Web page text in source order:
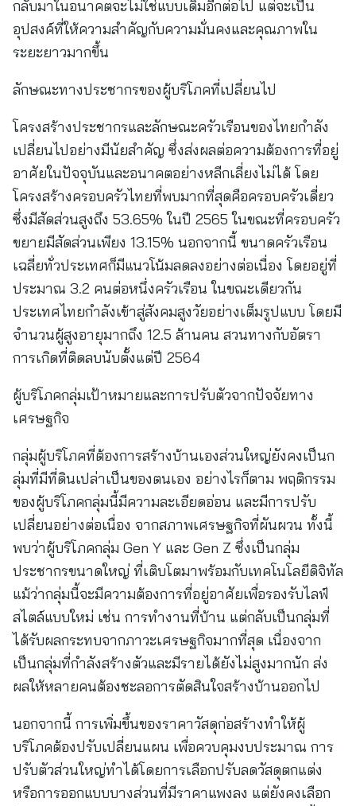
กลับมาในอนาคตจะไม่ใช่แบบเดิมอีกต่อไป แต่จะเป็น
อุปสงค์ที่ให้ความสำคัญกับความมั่นคงและคุณภาพใน
ระยะยาวมากขึ้น
ลักษณะทางประชากรของผู้บริโภคที่เปลี่ยนไป
โครงสร้างประชากรและลักษณะครัวเรือนของไทยกำลัง
เปลี่ยนไปอย่างมีนัยสำคัญ ซึ่งส่งผลต่อความต้องการที่อยู่
อาศัยในปัจจุบันและอนาคตอย่างหลีกเลี่ยงไม่ได้ โดย
โครงสร้างครอบครัวไทยที่พบมากที่สุดคือครอบครัวเดี่ยว
ซึ่งมีสัดส่วนสูงถึง 53.65% ในปี 2565 ในขณะที่ครอบครัว
ขยายมีสัดส่วนเพียง 13.15% นอกจากนี้ ขนาดครัวเรือน
เฉลี่ยทั่วประเทศก็มีแนวโน้มลดลงอย่างต่อเนื่อง โดยอยู่ที่
ประมาณ 3.2 คนต่อหนึ่งครัวเรือน ในขณะเดียวกัน
ประเทศไทยกำลังเข้าสู่สังคมสูงวัยอย่างเต็มรูปแบบ โดยมี
จำนวนผู้สูงอายุมากถึง 12.5 ล้านคน สวนทางกับอัตรา
การเกิดที่ติดลบนับตั้งแต่ปี 2564
ผู้บริโภคกลุ่มเป้าหมายและการปรับตัวจากปัจจัยทาง
เศรษฐกิจ
กลุ่มผู้บริโภคที่ต้องการสร้างบ้านเองส่วนใหญ่ยังคงเป็นก
ลุ่มที่มีที่ดินเปล่าเป็นของตนเอง อย่างไรก็ตาม พฤติกรรม
ของผู้บริโภคกลุ่มนี้มีความละเอียดอ่อน และมีการปรับ
เปลี่ยนอย่างต่อเนื่อง จากสภาพเศรษฐกิจที่ผันผวน ทั้งนี้
พบว่าผู้บริโภคกลุ่ม Gen Y และ Gen Z ซึ่งเป็นกลุ่ม
ประชากรขนาดใหญ่ ที่เติบโตมาพร้อมกับเทคโนโลยีดิจิทัล
แม้ว่ากลุ่มนี้จะมีความต้องการที่อยู่อาศัยเพื่อรองรับไลฟ์
สไตล์แบบใหม่ เช่น การทำงานที่บ้าน แต่กลับเป็นกลุ่มที่
ได้รับผลกระทบจากภาวะเศรษฐกิจมากที่สุด เนื่องจาก
เป็นกลุ่มที่กำลังสร้างตัวและมีรายได้ยังไม่สูงมากนัก ส่ง
ผลให้หลายคนต้องชะลอการตัดสินใจสร้างบ้านออกไป
นอกจากนี้ การเพิ่มขึ้นของราคาวัสดุก่อสร้างทำให้ผู้
บริโภคต้องปรับเปลี่ยนแผน เพื่อควบคุมงบประมาณ การ
ปรับตัวส่วนใหญ่ทำได้โดยการเลือกปรับลดวัสดุตกแต่ง
หรือการออกแบบบางส่วนที่มีราคาแพงลง แต่ยังคงเลือก